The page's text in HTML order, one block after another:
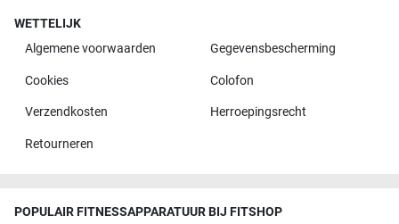
WETTELIJK
Algemene voorwaarden
Gegevensbescherming
Cookies Colofon
Verzendkosten Herroepingsrecht
Retourneren
POPULAIR FITNESSAPPARATUUR BIJ FITSHOP